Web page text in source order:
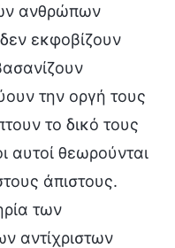
ανθρώπων
εκφοβίζουν
την οργή τους
το δικό τους
αυτοί θεωρούνται
άπιστους.
των
αντίχριστων